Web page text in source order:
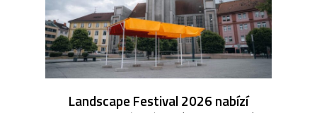
Landscape Festival 2026 nabízí